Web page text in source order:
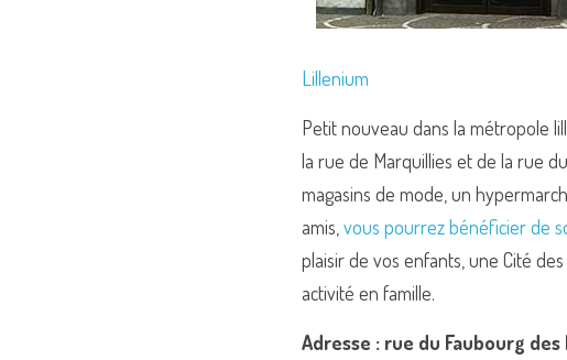
Lillenium
Petit nouveau dans la métropole
la rue de Marquillies et de la rue
magasins de mode, un
amis, vous pourrez bénéficier de
plaisir de vos enfants, une Cité
activité en famille.
Adresse : rue du Faubourg des